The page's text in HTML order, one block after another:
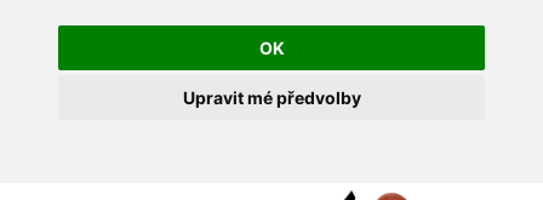
OK
Upravit mé předvolby